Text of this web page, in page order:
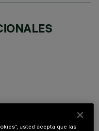
usted acepta que las